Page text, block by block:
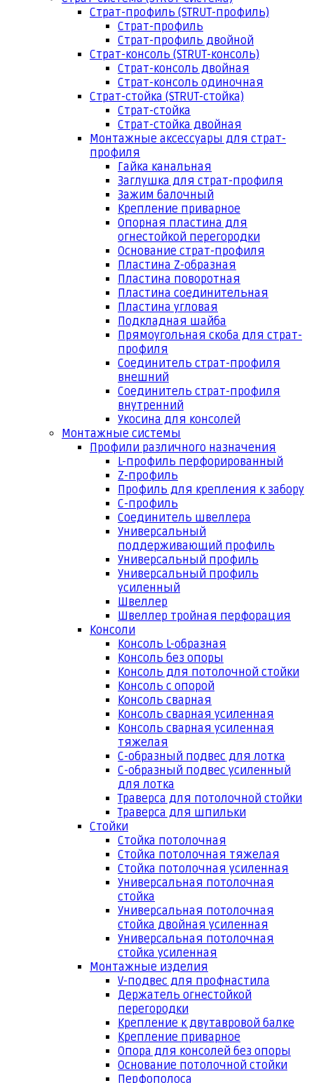
Страт-профиль (STRUT-профиль)
Страт-профиль
Страт-профиль двойной
Страт-консоль (STRUT-консоль)
Страт-консоль двойная
Страт-консоль одиночная
Страт-стойка (STRUT-стойка)
Страт-стойка
Страт-стойка двойная
Монтажные аксессуары для страт-
профиля
Гайка канальная
Заглушка для страт-профиля
Зажим балочный
Крепление приварное
Опорная пластина для
огнестойкой перегородки
Основание страт-профиля
Пластина Z-образная
Пластина поворотная
Пластина соединительная
Пластина угловая
Подкладная шайба
Прямоугольная скоба для страт-
профиля
Соединитель страт-профиля
внешний
Соединитель страт-профиля
внутренний
Укосина для консолей
Монтажные системы
Профили различного назначения
L-профиль перфорированный
Z-профиль
Профиль для крепления к забору
С-профиль
Соединитель швеллера
Универсальный
поддерживающий профиль
Универсальный профиль
Универсальный профиль
усиленный
Швеллер
Швеллер тройная перфорация
Консоли
Консоль L-образная
Консоль без опоры
Консоль для потолочной стойки
Консоль с опорой
Консоль сварная
Консоль сварная усиленная
Консоль сварная усиленная
тяжелая
С-образный подвес для лотка
С-образный подвес усиленный
для лотка
Траверса для потолочной стойки
Траверса для шпильки
Стойки
Стойка потолочная
Стойка потолочная тяжелая
Стойка потолочная усиленная
Универсальная потолочная
стойка
Универсальная потолочная
стойка двойная усиленная
Универсальная потолочная
стойка усиленная
Монтажные изделия
V-подвес для профнастила
Держатель огнестойкой
перегородки
Крепление к двутавровой балке
Крепление приварное
Опора для консолей без опоры
Основание потолочной стойки
Перфополоса